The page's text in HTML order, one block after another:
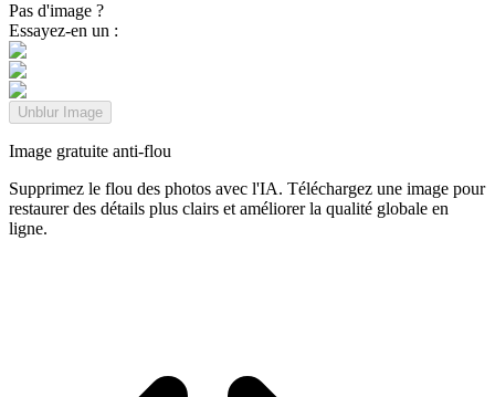
Pas d'image ?
Essayez-en un :
Unblur Image
Image gratuite anti-flou
Supprimez le flou des photos avec l'IA. Téléchargez une image pour
restaurer des détails plus clairs et améliorer la qualité globale en
ligne.